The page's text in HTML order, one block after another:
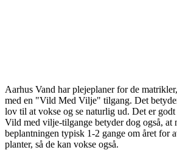
Aarhus Vand har plejeplaner for de
med en "Vild Med Vilje" tilgang. Det
lov til at vokse og se naturlig ud. Det er
Vild med vilje-tilgange betyder dog også, at
beplantningen typisk 1-2 gange om året for
planter, så de kan vokse også.